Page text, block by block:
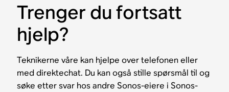
Trenger du fortsatt
hjelp?
Teknikerne våre kan hjelpe over telefonen eller
med direktechat. Du kan også stille spørsmål til og
søke etter svar hos andre Sonos-eiere i Sonos-